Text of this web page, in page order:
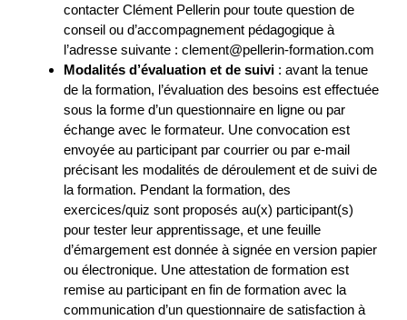
contacter Clément Pellerin pour toute question de
conseil ou d’accompagnement pédagogique à
l’adresse suivante : clement@pellerin-formation.com
Modalités d’évaluation et de suivi : avant la tenue
de la formation, l’évaluation des besoins est effectuée
sous la forme d’un questionnaire en ligne ou par
échange avec le formateur. Une convocation est
envoyée au participant par courrier ou par e-mail
précisant les modalités de déroulement et de suivi de
la formation. Pendant la formation, des
exercices/quiz sont proposés au(x) participant(s)
pour tester leur apprentissage, et une feuille
d’émargement est donnée à signée en version papier
ou électronique. Une attestation de formation est
remise au participant en fin de formation avec la
communication d’un questionnaire de satisfaction à